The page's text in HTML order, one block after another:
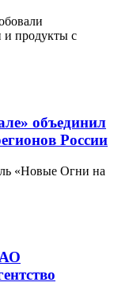
и продукты с
объединил
России
«Новые Огни на
АО